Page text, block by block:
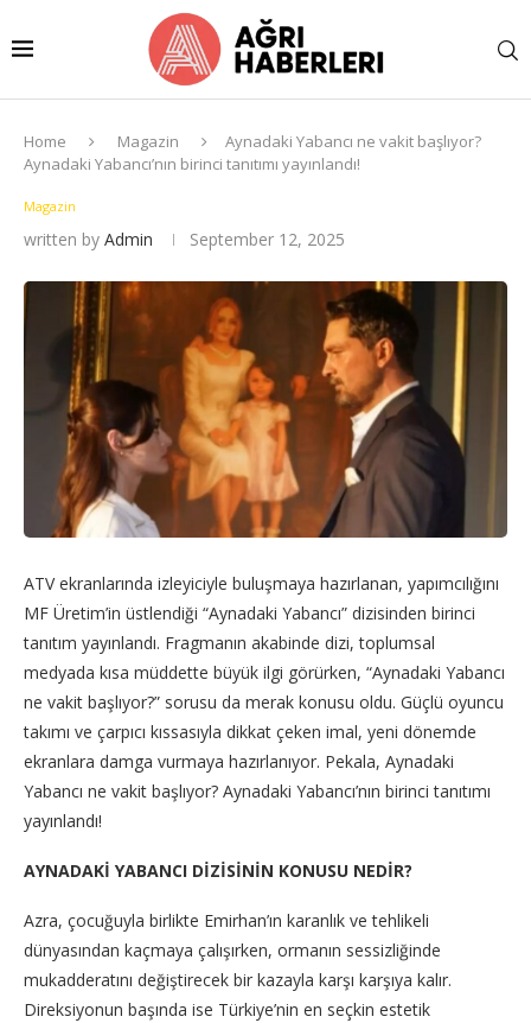
Home Magazin
Aynadaki Yabancı ne vakit başlıyor?
Aynadaki Yabancı’nın birinci tanıtımı yayınlandı!
Magazin
written by Admin September 12, 2025
ATV ekranlarında izleyiciyle buluşmaya hazırlanan, yapımcılığını
MF Üretim’in üstlendiği “Aynadaki Yabancı” dizisinden birinci
tanıtım yayınlandı. Fragmanın akabinde dizi, toplumsal
medyada kısa müddette büyük ilgi görürken, “Aynadaki Yabancı
ne vakit başlıyor?” sorusu da merak konusu oldu. Güçlü oyuncu
takımı ve çarpıcı kıssasıyla dikkat çeken imal, yeni dönemde
ekranlara damga vurmaya hazırlanıyor. Pekala, Aynadaki
Yabancı ne vakit başlıyor? Aynadaki Yabancı’nın birinci tanıtımı
yayınlandı!
AYNADAKİ YABANCI DİZİSİNİN KONUSU NEDİR?
Azra, çocuğuyla birlikte Emirhan’ın karanlık ve tehlikeli
dünyasından kaçmaya çalışırken, ormanın sessizliğinde
mukadderatını değiştirecek bir kazayla karşı karşıya kalır.
Direksiyonun başında ise Türkiye’nin en seçkin estetik